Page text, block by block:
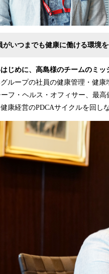
がいつまでも健康に働ける環境
めに、高島様のチームのミッ
ループの社員の健康管理・健康
ーフ・ヘルス・オフィサー、最
康経営のPDCAサイクルを回し